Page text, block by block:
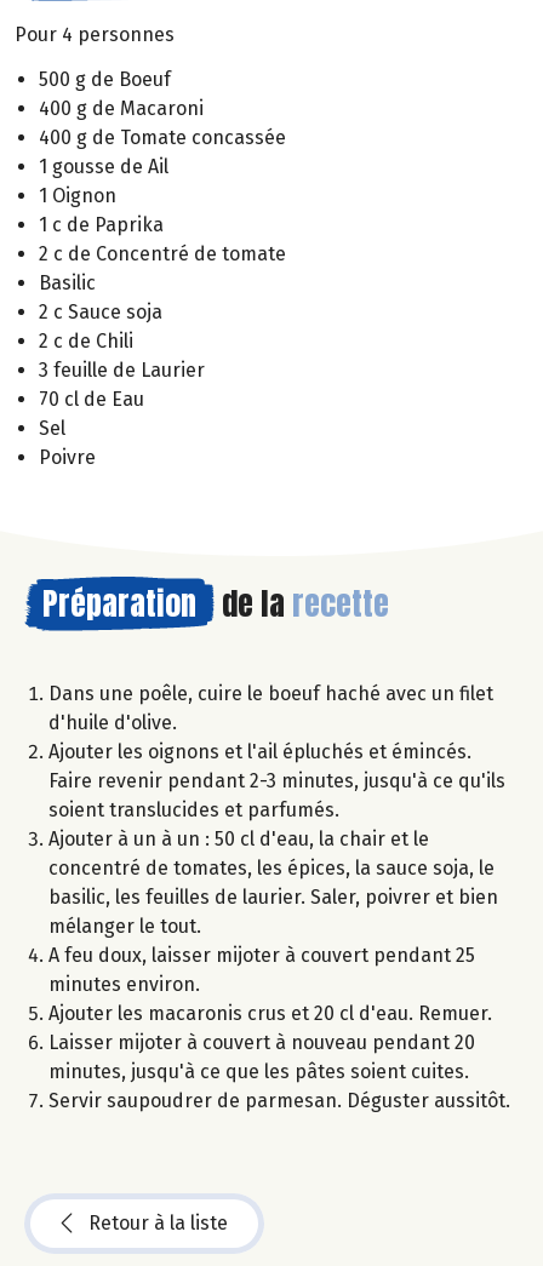
Pour 4 personnes
500 g de Boeuf
400 g de Macaroni
400 g de Tomate concassée
1 gousse de Ail
1 Oignon
1 c de Paprika
2 c de Concentré de tomate
Basilic
2 c Sauce soja
2 c de Chili
3 feuille de Laurier
70 cl de Eau
Sel
Poivre
Préparation de la recette
Dans une poêle, cuire le boeuf haché avec un filet
d'huile d'olive.
Ajouter les oignons et l'ail épluchés et émincés.
Faire revenir pendant 2-3 minutes, jusqu'à ce qu'ils
soient translucides et parfumés.
Ajouter à un à un : 50 cl d'eau, la chair et le
concentré de tomates, les épices, la sauce soja, le
basilic, les feuilles de laurier. Saler, poivrer et bien
mélanger le tout.
A feu doux, laisser mijoter à couvert pendant 25
minutes environ.
Ajouter les macaronis crus et 20 cl d'eau. Remuer.
Laisser mijoter à couvert à nouveau pendant 20
minutes, jusqu'à ce que les pâtes soient cuites.
Servir saupoudrer de parmesan. Déguster aussitôt.
Retour à la liste